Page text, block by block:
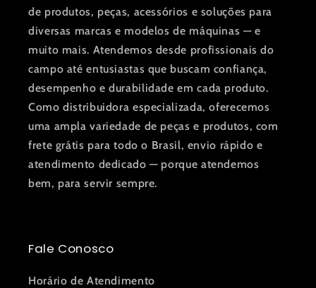
de produtos, peças, acessórios e soluções para
diversas marcas e modelos de máquinas — e
muito mais. Atendemos desde profissionais do
campo até entusiastas que buscam confiança,
desempenho e durabilidade em cada produto.
Como distribuidora especializada, oferecemos
uma ampla variedade de peças e produtos, com
frete grátis para todo o Brasil, envio rápido e
atendimento dedicado — porque atendemos
bem, para servir sempre.
Fale Conosco
Horário de Atendimento